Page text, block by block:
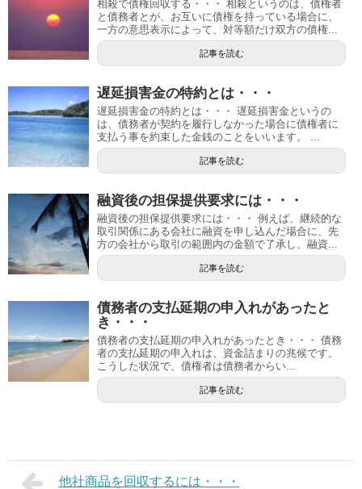
相殺で債権回収する・・・ 相殺というのは、債権者
と債務者とが、お互いに債権を持っている場合に、
一方の意思表示によって、対等額だけ双方の債権...
記事を読む
遅延損害金の特約とは・・・
遅延損害金の特約とは・・・ 遅延損害金というの
は、債務者が契約を履行しなかった場合に債権者に
支払う事を約束した金銭のことをいいます。 ...
記事を読む
融資後の担保提供要求には・・・
融資後の担保提供要求には・・・ 例えば、継続的な
取引関係にある会社に融資を申し込んだ場合に、先
方の会社から取引の範囲内の金額で了承し、融資...
記事を読む
債務者の支払延期の申入れがあったと
き・・・
債務者の支払延期の申入れがあったとき・・・ 債務
者の支払延期の申入れは、資金詰まりの兆候です。
こうした状況で、債権者は債務者からい...
記事を読む
他社商品を回収するには・・・